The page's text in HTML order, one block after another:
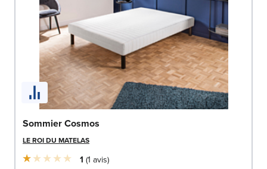
Sommier Cosmos
LE ROI DU MATELAS
1 1 avis